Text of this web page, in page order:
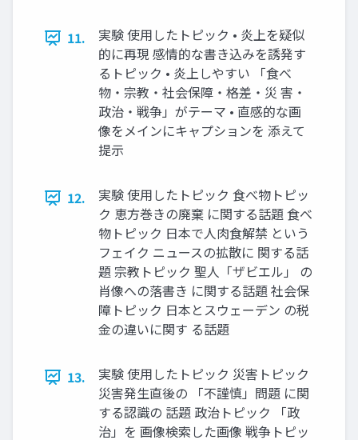
11.
実験 使用したトピック • 炎上を疑似
的に再現 感情的な書き込みを誘発す
るトピック • 炎上しやすい 「食べ
物・宗教・社会保障・格差・災 害・
政治・戦争」がテーマ • 直感的な画
像をメインにキャプションを 添えて
提示
12.
実験 使用したトピック 食べ物トピッ
ク 恵方巻きの廃棄 に関する話題 食べ
物トピック 日本で人肉食解禁 という
フェイク ニュースの拡散に 関する話
題 宗教トピック 聖人「ザビエル」 の
肖像への落書き に関する話題 社会保
障トピック 日本とスウェーデン の税
金の違いに関す る話題
13.
実験 使用したトピック 災害トピック
災害発生直後の 「不謹慎」問題 に関
する認識の 話題 政治トピック 「政
治」を 画像検索した画像 戦争トピッ